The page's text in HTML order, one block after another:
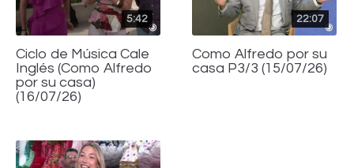
5:42
Ciclo de Música Cale
Inglés (Como Alfredo
por su casa)
(16/07/26)
22:07
Como Alfredo por su
casa P3/3 (15/07/26)